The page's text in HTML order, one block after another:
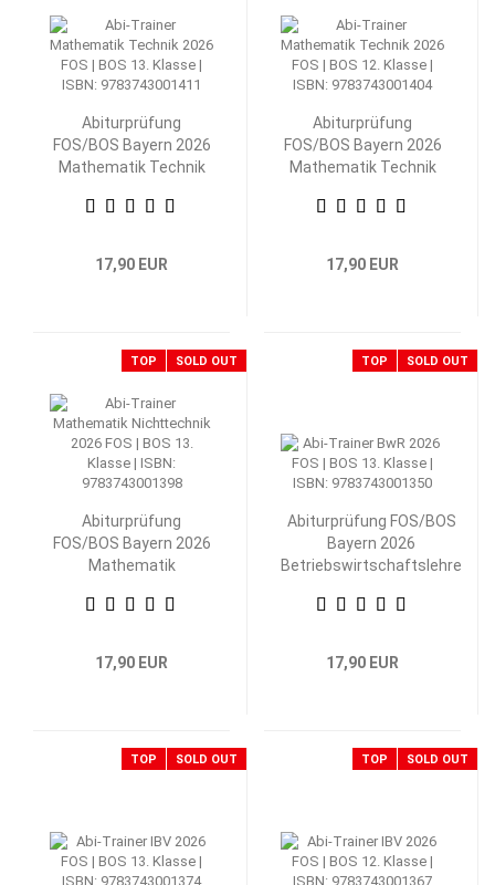
Abiturprüfung
FOS/BOS Bayern 2026
Mathematik Technik
17,90 EUR
Abiturprüfung
FOS/BOS Bayern 2026
Mathematik Technik
17,90 EUR
TOP SOLD OUT
Abiturprüfung
FOS/BOS Bayern 2026
Mathematik
Klasse
17,90 EUR
TOP SOLD OUT
Abiturprüfung FOS/BOS
Bayern 2026
Betriebswirtschaftslehre
Klasse
17,90 EUR
TOP SOLD OUT TOP SOLD OUT